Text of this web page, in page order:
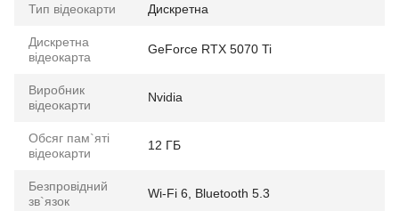
Тип відеокарти Дискретна
Дискретна
відеокарта
GeForce RTX 5070 Ti
Виробник
відеокарти
Nvidia
Обсяг пам`яті
відеокарти
12 ГБ
Безпровідний
зв`язок
Wi-Fi 6, Bluetooth 5.3